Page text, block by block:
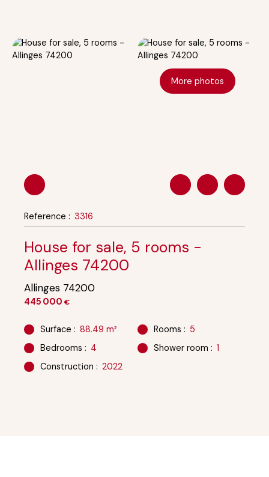
More photos
Reference : 3316
House for sale, 5 rooms -
Allinges 74200
Allinges 74200
445 000 €
Surface : 88.49 m² Rooms : 5
Bedrooms : 4 Shower room : 1
Construction : 2022